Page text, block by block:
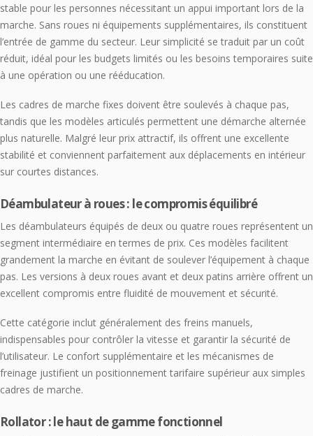
stable pour les personnes nécessitant un appui important lors de la
marche. Sans roues ni équipements supplémentaires, ils constituent
l’entrée de gamme du secteur. Leur simplicité se traduit par un coût
réduit, idéal pour les budgets limités ou les besoins temporaires suite
à une opération ou une rééducation.
Les cadres de marche fixes doivent être soulevés à chaque pas,
tandis que les modèles articulés permettent une démarche alternée
plus naturelle. Malgré leur prix attractif, ils offrent une excellente
stabilité et conviennent parfaitement aux déplacements en intérieur
sur courtes distances.
Déambulateur à roues : le compromis équilibré
Les déambulateurs équipés de deux ou quatre roues représentent un
segment intermédiaire en termes de prix. Ces modèles facilitent
grandement la marche en évitant de soulever l’équipement à chaque
pas. Les versions à deux roues avant et deux patins arrière offrent un
excellent compromis entre fluidité de mouvement et sécurité.
Cette catégorie inclut généralement des freins manuels,
indispensables pour contrôler la vitesse et garantir la sécurité de
l’utilisateur. Le confort supplémentaire et les mécanismes de
freinage justifient un positionnement tarifaire supérieur aux simples
cadres de marche.
Rollator : le haut de gamme fonctionnel